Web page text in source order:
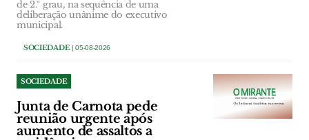
de 2.º grau, na sequência de uma
deliberação unânime do executivo
municipal.
SOCIEDADE| 05-08-2026
SOCIEDADE
Junta de Carnota pede
reunião urgente após
aumento de assaltos a